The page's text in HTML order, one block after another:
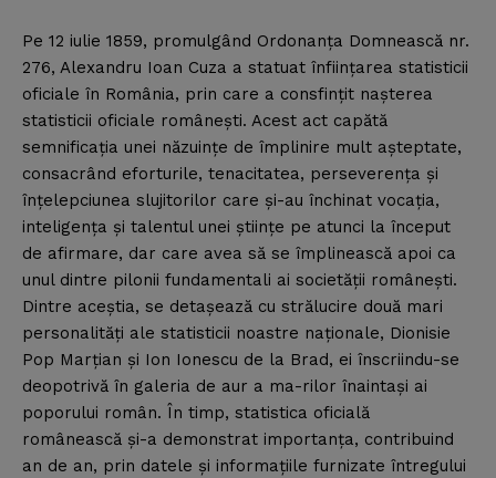
Pe 12 iulie 1859, promulgând Ordonanţa Domnească nr.
276, Alexandru Ioan Cuza a statuat înfiinţarea statisticii
oficiale în România, prin care a consfinţit naşterea
statisticii oficiale româneşti. Acest act capătă
semnificaţia unei năzuinţe de împlinire mult aşteptate,
consacrând eforturile, tenacitatea, perseverenţa şi
înţelepciunea slujitorilor care şi-au închinat vocaţia,
inteligenţa şi talentul unei ştiinţe pe atunci la început
de afirmare, dar care avea să se împlinească apoi ca
unul dintre pilonii fundamentali ai societăţii româneşti.
Dintre aceştia, se detaşează cu strălucire două mari
personalităţi ale statisticii noastre naţionale, Dionisie
Pop Marţian şi Ion Ionescu de la Brad, ei înscriindu-se
deopotrivă în galeria de aur a ma-rilor înaintaşi ai
poporului român. În timp, statistica oficială
românească şi-a demonstrat importanţa, contribuind
an de an, prin datele şi informaţiile furnizate întregului